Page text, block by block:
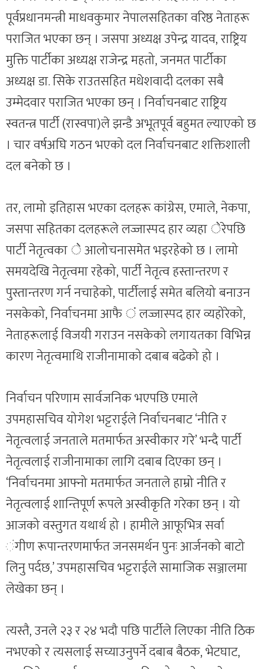
पूर्वप्रधानमन्त्री माधवकुमार नेपालसहितका वरिष्ठ नेताहरू
पराजित भएका छन् । जसपा अध्यक्ष उपेन्द्र यादव, राष्ट्रिय
मुक्ति पार्टीका अध्यक्ष राजेन्द्र महतो, जनमत पार्टीका
अध्यक्ष डा. सिके राउतसहित मधेशवादी दलका सबै
उम्मेदवार पराजित भएका छन् । निर्वाचनबाट राष्ट्रिय
स्वतन्त्र पार्टी (रास्वपा)ले झन्डै अभूतपूर्व बहुमत ल्याएको छ
। चार वर्षअघि गठन भएको दल निर्वाचनबाट शक्तिशाली
दल बनेको छ ।
तर, लामो इतिहास भएका दलहरू कांग्रेस, एमाले, नेकपा,
जसपा सहितका दलहरूले लज्जास्पद हार व्यहा ेरेपछि
पार्टी नेतृत्वका े आलोचनासमेत भइरहेको छ । लामो
समयदेखि नेतृत्वमा रहेको, पार्टी नेतृत्व हस्तान्तरण र
पुस्तान्तरण गर्न नचाहेको, पार्टीलाई समेत बलियो बनाउन
नसकेको, निर्वाचनमा आफै ं लज्जास्पद हार व्यहोरेको,
नेताहरूलाई विजयी गराउन नसकेको लगायतका विभिन्न
कारण नेतृत्वमाथि राजीनामाको दबाब बढेको हो ।
निर्वाचन परिणाम सार्वजनिक भएपछि एमाले
उपमहासचिव योगेश भट्टराईले निर्वाचनबाट ‘नीति र
नेतृत्वलाई जनताले मतमार्फत अस्वीकार गरे’ भन्दै पार्टी
नेतृत्वलाई राजीनामाका लागि दबाब दिएका छन् ।
‘निर्वाचनमा आफ्नो मतमार्फत जनताले हाम्रो नीति र
नेतृत्वलाई शान्तिपूर्ण रूपले अस्वीकृति गरेका छन् । यो
आजको वस्तुगत यथार्थ हो । हामीले आफूभित्र सर्वा
ंगीण रूपान्तरणमार्फत जनसमर्थन पुनः आर्जनको बाटो
लिनु पर्दछ,’ उपमहासचिव भट्टराईले सामाजिक सञ्जालमा
लेखेका छन् ।
त्यस्तै, उनले २३ र २४ भदौ पछि पार्टीले लिएका नीति ठिक
नभएको र त्यसलाई सच्याउनुपर्ने दबाब बैठक, भेटघाट,